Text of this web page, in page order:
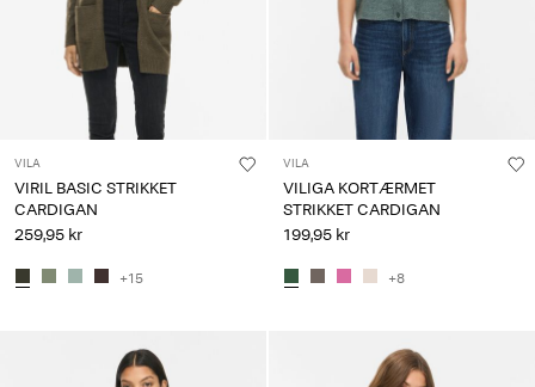
VILA
VIRIL BASIC STRIKKET
CARDIGAN
259,95 kr
+15
VILA
VILIGA KORTÆRMET
STRIKKET CARDIGAN
199,95 kr
+8